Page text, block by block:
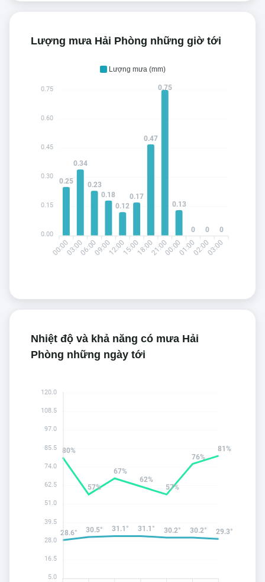
Lượng mưa Hải Phòng những giờ tới
Lượng mưa (mm)
00:0003:0006:0009:0012:0015:0018:0021:0000:0001:0002:0003:00
0.25
0.34
0.23
0.18
0.12
0.17
0.47
0.75
0.13
0 0 0
0.75
0.60
0.45
0.30
0.15
0.00
Nhiệt độ và khả năng có mưa Hải
Phòng những ngày tới
28.6° 30.5° 31.1° 31.1° 30.2° 30.2° 29.3°
80%
57%
67%
62%
57%
76%
81%
120.0
108.5
97.0
85.5
74.0
62.5
51.0
39.5
28.0
16.5
5.0